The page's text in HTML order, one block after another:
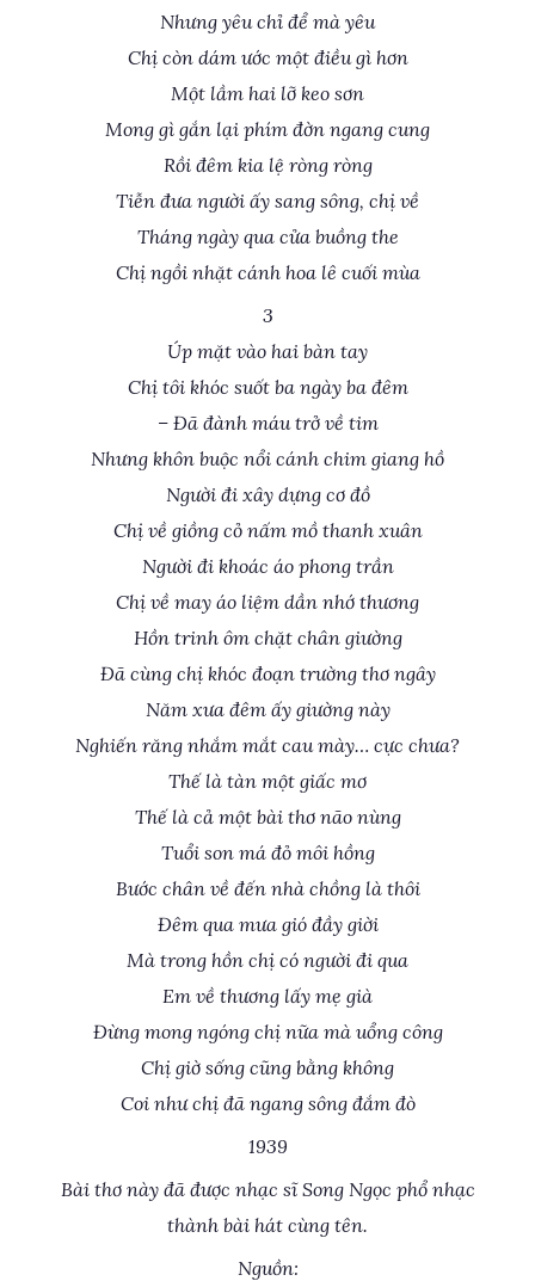
Nhưng yêu chỉ để mà yêu
Chị còn dám ước một điều gì hơn
Một lầm hai lỡ keo sơn
Mong gì gắn lại phím đờn ngang cung
Rồi đêm kia lệ ròng ròng
Tiễn đưa người ấy sang sông, chị về
Tháng ngày qua cửa buồng the
Chị ngồi nhặt cánh hoa lê cuối mùa
3
Úp mặt vào hai bàn tay
Chị tôi khóc suốt ba ngày ba đêm
– Đã đành máu trở về tim
Nhưng khôn buộc nổi cánh chim giang hồ
Người đi xây dựng cơ đồ
Chị về giồng cỏ nấm mồ thanh xuân
Người đi khoác áo phong trần
Chị về may áo liệm dần nhớ thương
Hồn trinh ôm chặt chân giường
Đã cùng chị khóc đoạn trường thơ ngây
Năm xưa đêm ấy giường này
Nghiến răng nhắm mắt cau mày… cực chưa?
Thế là tàn một giấc mơ
Thế là cả một bài thơ não nùng
Tuổi son má đỏ môi hồng
Bước chân về đến nhà chồng là thôi
Đêm qua mưa gió đầy giời
Mà trong hồn chị có người đi qua
Em về thương lấy mẹ già
Đừng mong ngóng chị nữa mà uổng công
Chị giờ sống cũng bằng không
Coi như chị đã ngang sông đắm đò
1939
Bài thơ này đã được nhạc sĩ Song Ngọc phổ nhạc
thành bài hát cùng tên.
Nguồn: